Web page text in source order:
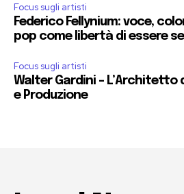
Focus sugli artisti
Federico Fellynium: voce,
pop come libertà di essere
Focus sugli artisti
Walter Gardini – L’Architetto
e Produzione